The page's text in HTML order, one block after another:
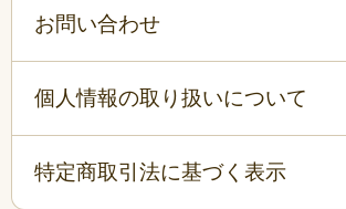
お問い合わせ
個人情報の取り扱いについて
特定商取引法に基づく表示